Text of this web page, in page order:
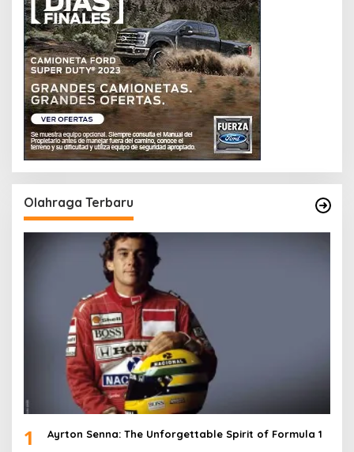
Olahraga Terbaru
1 Ayrton Senna: The Unforgettable Spirit of Formula 1